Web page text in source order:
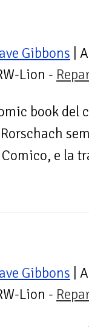
Gibbons |
Lion -
book del
e la
Gibbons |
Lion -